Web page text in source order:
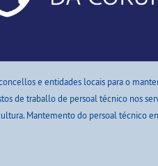
e entidades locais para o
de traballo de persoal técnico nos
Mantemento do persoal técnico